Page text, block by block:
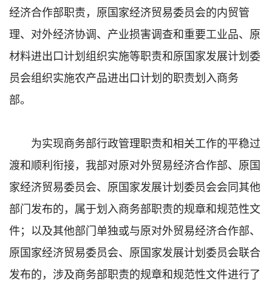
经济合作部职责，原国家经济贸易委员会的内贸管
理、对外经济协调、产业损害调查和重要工业品、原
材料进出口计划组织实施等职责和原国家发展计划委
员会组织实施农产品进出口计划的职责划入商务
部。
为实现商务部行政管理职责和相关工作的平稳过
渡和顺利衔接，我部对原对外贸易经济合作部、原国
家经济贸易委员会、原国家发展计划委员会会同其他
部门发布的，属于划入商务部职责的规章和规范性文
件；以及其他部门单独或与原对外贸易经济合作部、
原国家经济贸易委员会、原国家发展计划委员会联合
发布的，涉及商务部职责的规章和规范性文件进行了